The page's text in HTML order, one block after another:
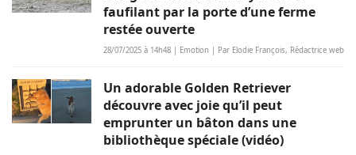
faufilant par la porte d’une ferme
restée ouverte
28/07/2025 à 14h48 | Emotion | Par Elodie François, Rédactrice web
Un adorable Golden Retriever
découvre avec joie qu’il peut
emprunter un bâton dans une
bibliothèque spéciale (vidéo)